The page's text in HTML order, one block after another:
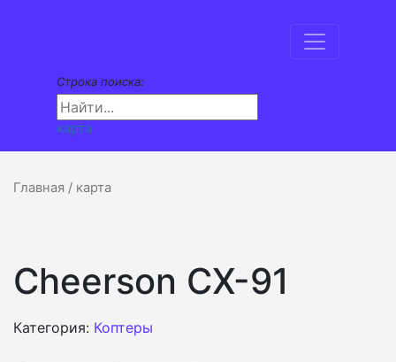
Строка поиска:
карта
Главная / карта
Cheerson CX-91
Категория: Коптеры